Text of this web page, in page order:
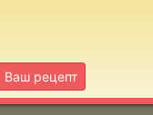
Ваш рецепт